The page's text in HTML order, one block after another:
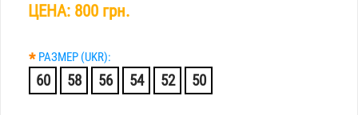
ЦЕНА: 800 грн.
* РАЗМЕР (UKR):
60 58 56 54 52 50